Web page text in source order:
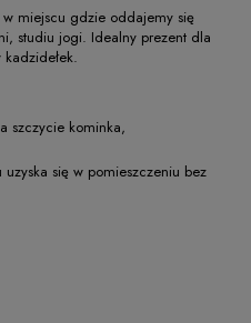
miejscu gdzie oddajemy się
studiu jogi. Idealny prezent dla
szczycie kominka,
się w pomieszczeniu bez